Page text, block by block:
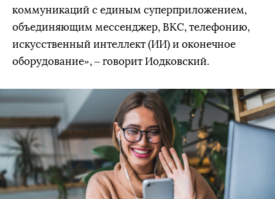
коммуникаций с единым суперприложением,
объединяющим мессенджер, ВКС, телефонию,
искусственный интеллект (ИИ) и оконечное
оборудование», – говорит Иодковский.